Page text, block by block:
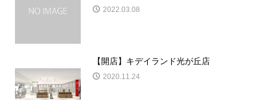
2022.03.08
【開店】キデイランド光が丘店
2020.11.24